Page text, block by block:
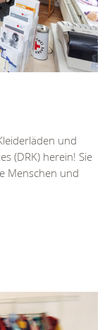
und
(DRK) herein! Sie
Menschen und